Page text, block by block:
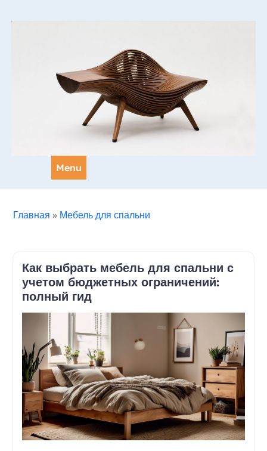
Menu
Главная » Мебель для спальни
Как выбрать мебель для спальни с
учетом бюджетных ограничений:
полный гид